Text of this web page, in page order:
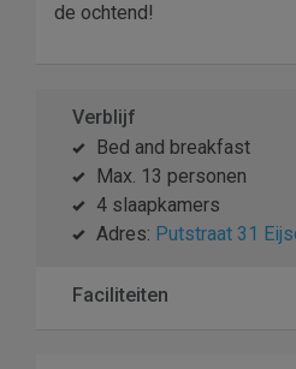
de ochtend!
Verblijf
Bed and breakfast
Max. 13 personen
4 slaapkamers
Adres: Putstraat 31
Faciliteiten